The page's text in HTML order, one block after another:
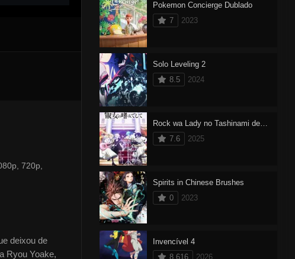
720p,
deixou de
Ryou Yoake,
Pokemon Concierge Dublado
7
2023
Solo Leveling 2
8.5
2024
Rock wa Lady no Tashinami deshite
7.6
2025
Spirits in Chinese Brushes
0
2023
Invencível 4
8.616
2026